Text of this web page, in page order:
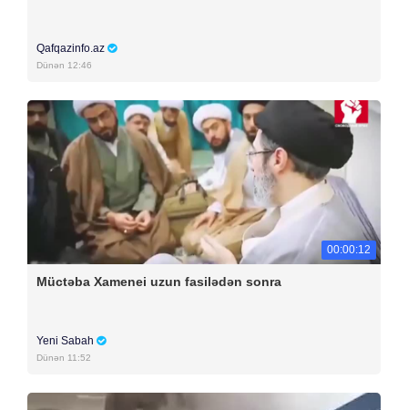
Qafqazinfo.az
Dünən 12:46
00:00:12
Müctəba Xamenei uzun fasilədən sonra
Yeni Sabah
Dünən 11:52